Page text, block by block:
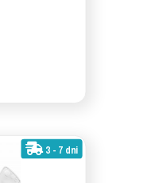
3 - 7 dni